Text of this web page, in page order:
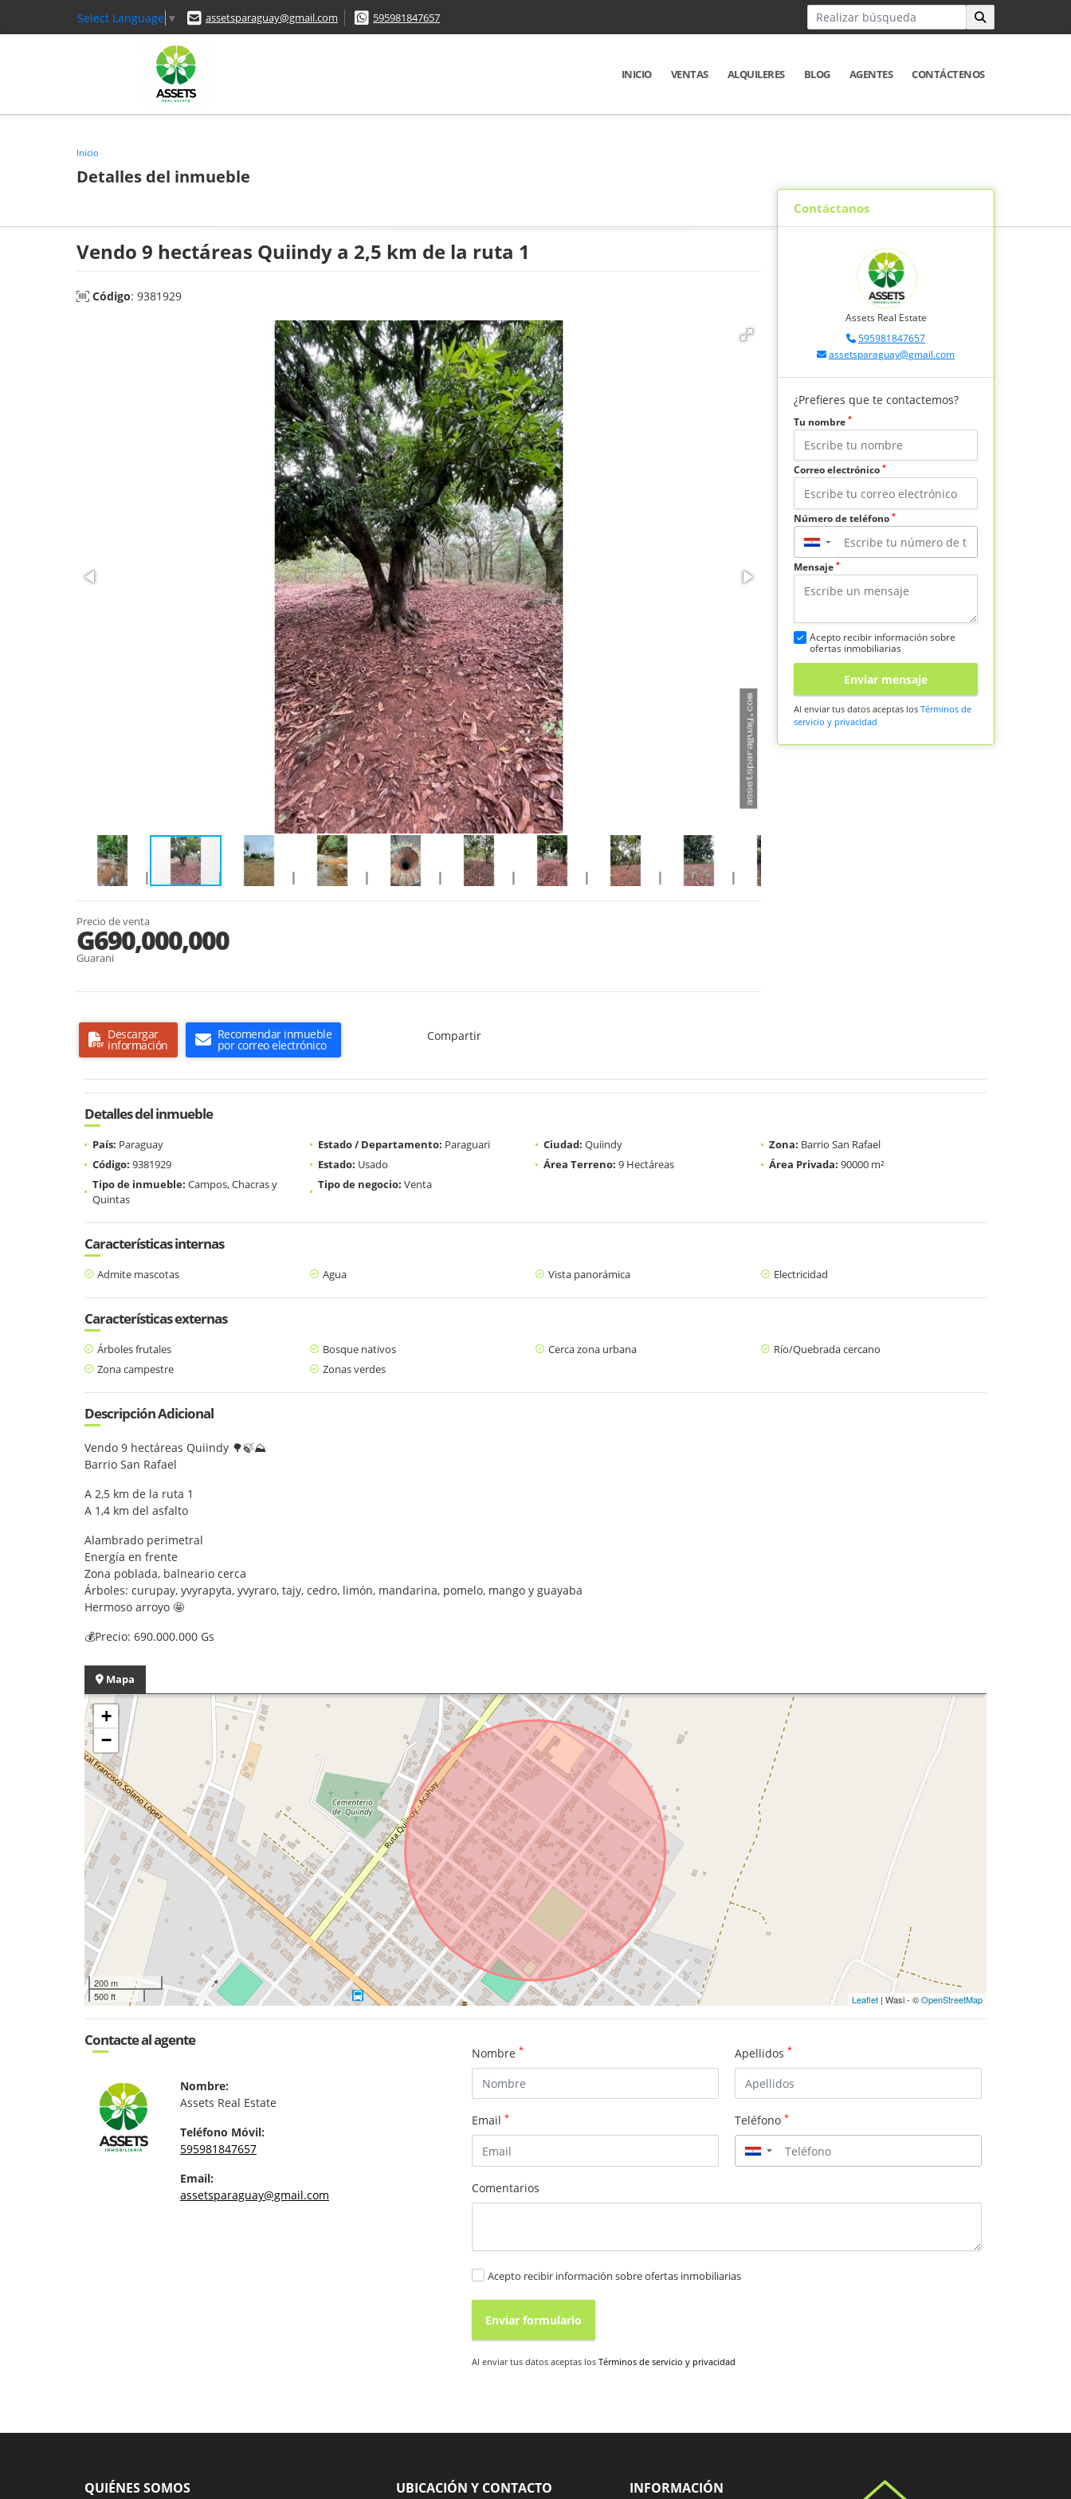
Select Language ▼ assetsparaguay@gmail.com 595981847657
INICIO VENTAS ALQUILERES BLOG AGENTES CONTÁCTENOS
Inicio
Detalles del inmueble
Vendo 9 hectáreas Quiindy a 2,5 km de la ruta 1
Código: 9381929
Precio de venta
G690,000,000
Guarani
Descargar
información
Recomendar inmueble
por correo electrónico
Compartir
Contáctanos
Assets Real Estate
595981847657
assetsparaguay@gmail.com
¿Prefieres que te contactemos?
Tu nombre *
Correo electrónico *
Número de teléfono *
▼
Mensaje *
Acepto recibir información sobre
ofertas inmobiliarias
Enviar mensaje
Al enviar tus datos aceptas los Términos de
servicio y privacidad
Detalles del inmueble
País: Paraguay Estado / Departamento: Paraguari Ciudad: Quiindy Zona: Barrio San Rafael
Código: 9381929 Estado: Usado Área Terreno: 9 Hectáreas Área Privada: 90000 m²
Tipo de inmueble: Campos, Chacras y
Quintas
Tipo de negocio: Venta
Características internas
Admite mascotas Agua Vista panorámica Electricidad
Características externas
Árboles frutales Bosque nativos Cerca zona urbana
Río/Quebrada cercano
Zona campestre
Zonas verdes
Descripción Adicional
Vendo 9 hectáreas Quiindy 🌳🍃⛰️
Barrio San Rafael
A 2,5 km de la ruta 1
A 1,4 km del asfalto
Alambrado perimetral
Energía en frente
Zona poblada, balneario cerca
Árboles: curupay, yvyrapyta, yvyraro, tajy, cedro, limón, mandarina, pomelo, mango y guayaba
Hermoso arroyo 🤩
💰Precio: 690.000.000 Gs
Mapa
+
−
200 m
500 ft
Leaflet | Wasi - ©OpenStreetMap
Contacte al agente
Nombre:
Assets Real Estate
Teléfono Móvil:
595981847657
Email:
assetsparaguay@gmail.com
Nombre * Apellidos *
Email * Teléfono *
▼
Comentarios
Acepto recibir información sobre ofertas inmobiliarias
Enviar formulario
Al enviar tus datos aceptas los Términos de servicio y privacidad
QUIÉNES SOMOS UBICACIÓN Y CONTACTO INFORMACIÓN